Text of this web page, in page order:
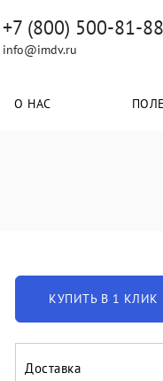
+7 (800) 500-81-88
info@imdv.ru
О НАС
КУПИТЬ В 1 КЛИК
Доставка